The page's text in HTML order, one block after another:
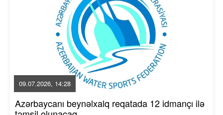
09.07.2026, 14:28
Azərbaycanı beynəlxalq reqatada 12 idmançı ilə